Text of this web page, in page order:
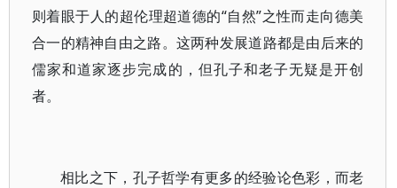
则着眼于人的超伦理超道德的“自然”之性而走向德美
合一的精神自由之路。这两种发展道路都是由后来的
儒家和道家逐步完成的，但孔子和老子无疑是开创
者。
相比之下，孔子哲学有更多的经验论色彩，而老